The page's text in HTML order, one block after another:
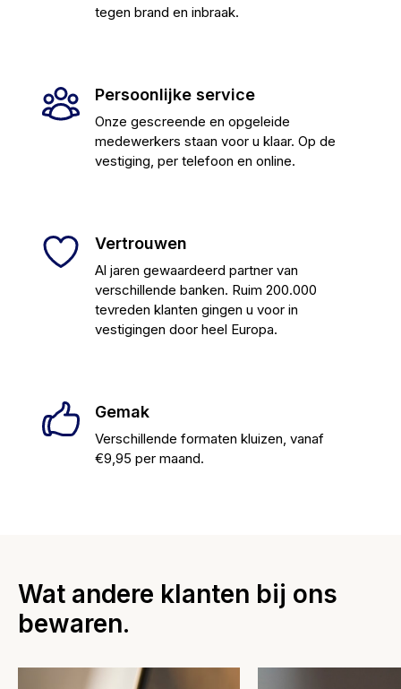
tegen brand en inbraak.
Persoonlijke service
Onze gescreende en opgeleide
medewerkers staan voor u klaar. Op de
vestiging, per telefoon en online.
Vertrouwen
Al jaren gewaardeerd partner van
verschillende banken. Ruim 200.000
tevreden klanten gingen u voor in
vestigingen door heel Europa.
Gemak
Verschillende formaten kluizen, vanaf
€9,95 per maand.
Wat andere klanten bij ons
bewaren.